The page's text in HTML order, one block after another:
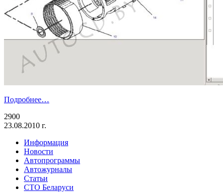
Подробнее…
2900
23.08.2010 г.
Информация
Новости
Автопрограммы
Автожурналы
Статьи
СТО Беларуси